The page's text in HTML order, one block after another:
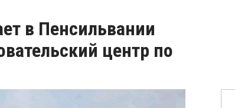
в Пенсильвании
центр по